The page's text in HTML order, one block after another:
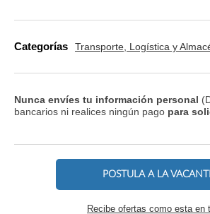
Categorías Transporte, Logística y
Nunca envíes tu información personal
bancarios ni realices ningún pago para
POSTULA A LA
Recibe ofertas como esta en